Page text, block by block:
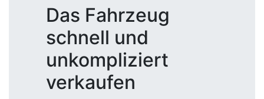
Das Fahrzeug
schnell und
unkompliziert
verkaufen